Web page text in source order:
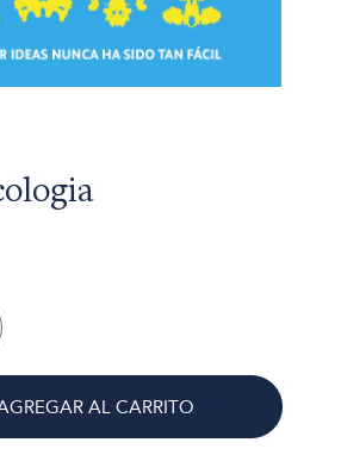
AL CARRITO